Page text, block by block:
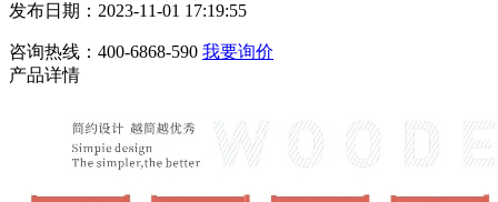
发布日期：2023-11-01 17:19:55
咨询热线：400-6868-590 我要询价
产品详情